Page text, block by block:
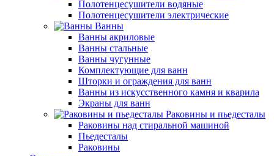
Полотенцесушители водяные
Полотенцесушители электрические
Ванны
Ванны акриловые
Ванны стальные
Ванны чугунные
Комплектующие для ванн
Шторки и ограждения для ванн
Ванны из искусственного камня и кварила
Экраны для ванн
Раковины и пьедесталы
Раковины над стиральной машиной
Пьедесталы
Раковины